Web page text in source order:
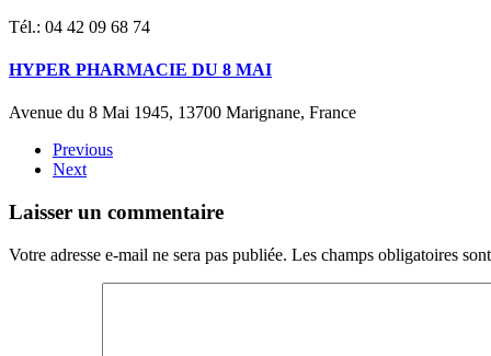
Tél.: 04 42 09 68 74
HYPER PHARMACIE DU 8 MAI
Avenue du 8 Mai 1945, 13700 Marignane, France
Previous
Next
Laisser un commentaire
Votre adresse e-mail ne sera pas publiée. Les champs obligatoires